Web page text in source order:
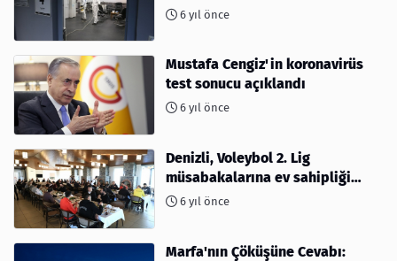
6 yıl önce
Mustafa Cengiz'in koronavirüs
test sonucu açıklandı
6 yıl önce
Denizli, Voleybol 2. Lig
müsabakalarına ev sahipliği
yapıyor
6 yıl önce
Marfa'nın Çöküşüne Cevabı: